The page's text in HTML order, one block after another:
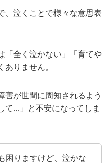
、泣くことで様々な意思表
「全く泣かない」「育てや
りません。
害が世間に周知されるよう
て…」と不安になってしま
困りますけど、泣かな